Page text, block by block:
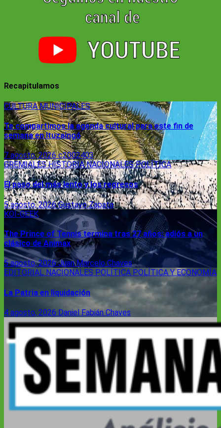
Recapitulamos
CULTURAMUNICIPALES
Te compartimos la agenda cultural para este fin de
semana en Ituzaingó
7 agosto, 2026c2002403
GREMIALESHISTORIANACIONALESPOLÍTICA
El paso del más lento y los regresos
5 agosto, 2026Gustavo Zapata
KOI-GEEK
The Prince of Tennis termina tras 27 años: adiós a un
clásico de Animax
5 agosto, 2026Juan Marcelo Chaves
EDITORIAL NACIONALES POLÍTICA POLÍTICA Y ECONOMÍA
La Patria en liquidación
4 agosto, 2026 Daniel Fabián Chaves